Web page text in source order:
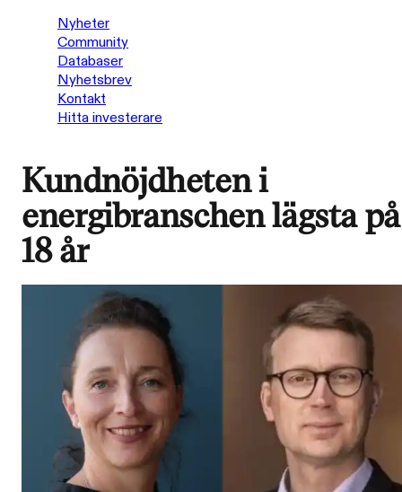
Nyheter
Community
Databaser
Nyhetsbrev
Kontakt
Hitta investerare
Kundnöjdheten i
energibranschen lägsta på
18 år